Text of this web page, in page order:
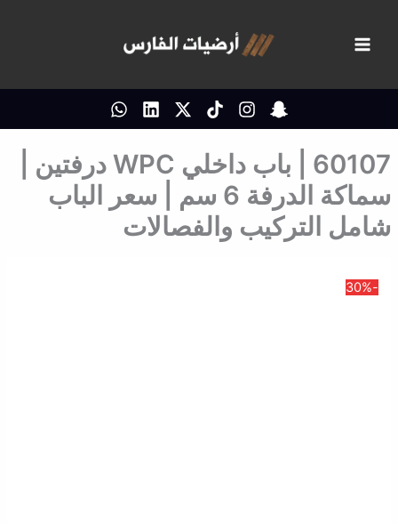
المحتوى
60107 | باب داخلي WPC درفتين |
سماكة الدرفة 6 سم | سعر الباب
شامل التركيب والفصالات
-30%